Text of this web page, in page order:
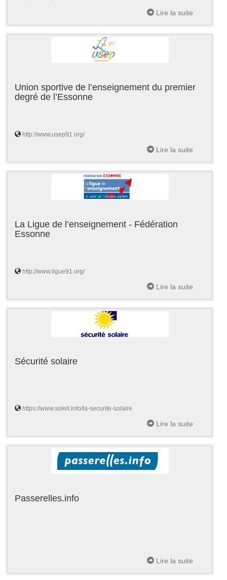
Lire la suite
Union sportive de l’enseignement du premier
degré de l’Essonne
http://www.usep91.org/
Lire la suite
La Ligue de l’enseignement - Fédération
Essonne
http://www.ligue91.org/
Lire la suite
Sécurité solaire
https://www.soleil.info/la-securite-solaire
Lire la suite
Passerelles.info
Lire la suite